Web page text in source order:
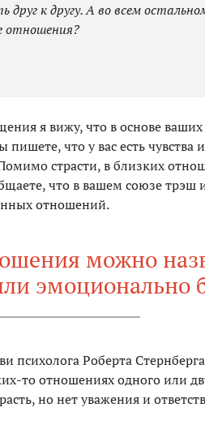
друг к другу. А во всем
отношения?
я вижу, что в основе
что у вас есть чувства и
страсти, в близких
что в вашем союзе трэш
отношений.
можно
эмоционально
психолога Роберта
то отношениях одного или
но нет уважения и